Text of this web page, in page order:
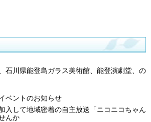
石川県能登島ガラス美術館、能登演劇堂、の
ベントのお知らせ
入して地域密着の自主放送「ニコニコちゃん
んか